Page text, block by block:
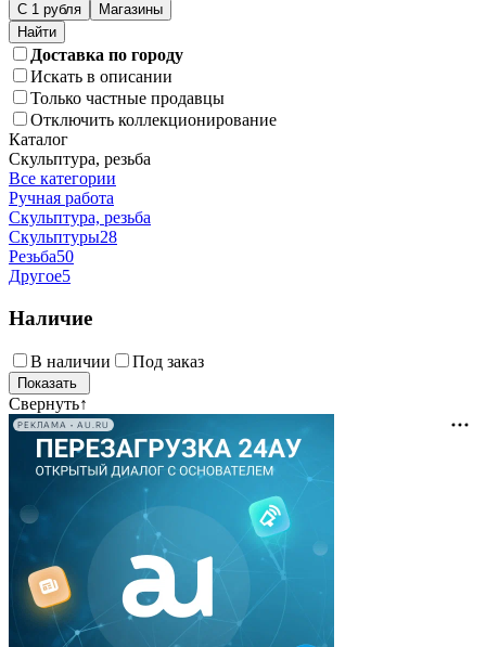
С 1 рубля
Магазины
Доставка по городу
Искать в описании
Только частные продавцы
Отключить коллекционирование
Каталог
Скульптура, резьба
Все категории
Ручная работа
Скульптура, резьба
Скульптуры28
Резьба50
Другое5
Наличие
В наличии Под заказ
Свернуть↑
РЕКЛАМА • AU.RU